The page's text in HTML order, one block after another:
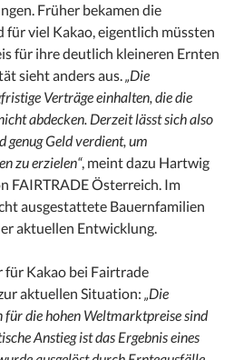
Früher bekamen die
für viel Kakao, eigentlich müssten
für ihre deutlich kleineren Ernten
sieht anders aus.„Die
Verträge einhalten, die die
abdecken. Derzeit lässt sich also
genug Geld verdient, um
zu erzielen“, meint dazu Hartwig
FAIRTRADE Österreich. Im
ausgestattete Bauernfamilien
aktuellen Entwicklung.
für Kakao bei Fairtrade
aktuellen Situation: „Die
für die hohen Weltmarktpreise sind
Anstieg ist das Ergebnis eines